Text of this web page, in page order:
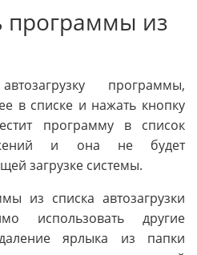
программы из
программы,
в списке и нажать кнопку
программу в список
и она не будет
загрузке системы.
из списка автозагрузки
использовать другие
ярлыка из папки